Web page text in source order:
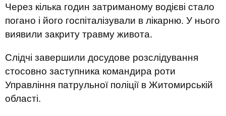
Через кілька годин затриманому водієві стало
погано і його госпіталізували в лікарню. У нього
виявили закриту травму живота.
Слідчі завершили досудове розслідування
стосовно заступника командира роти
Управління патрульної поліції в Житомирській
області.